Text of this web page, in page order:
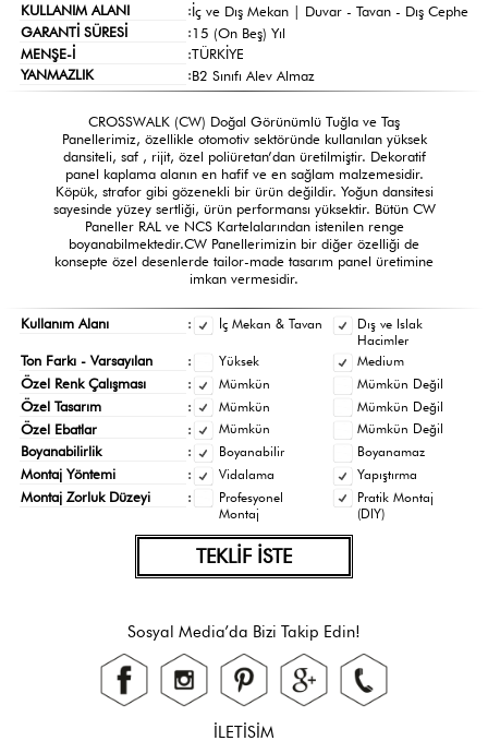
KULLANIM ALANI
:İç ve Dış Mekan | Duvar - Tavan - Dış Cephe
GARANTİ SÜRESİ
:15 (On Beş) Yıl
MENŞE-İ
:TÜRKİYE
YANMAZLIK
:B2 Sınıfı Alev Almaz
CROSSWALK (CW) Doğal Görünümlü Tuğla ve Taş
Panellerimiz, özellikle otomotiv sektöründe kullanılan yüksek
dansiteli, saf , rijit, özel poliüretan’dan üretilmiştir. Dekoratif
panel kaplama alanın en hafif ve en sağlam malzemesidir.
Köpük, strafor gibi gözenekli bir ürün değildir. Yoğun dansitesi
sayesinde yüzey sertliği, ürün performansı yüksektir. Bütün CW
Paneller RAL ve NCS Kartelalarından istenilen renge
boyanabilmektedir.CW Panellerimizin bir diğer özelliği de
konsepte özel desenlerde tailor-made tasarım panel üretimine
imkan vermesidir.
Kullanım Alanı : İç Mekan & Tavan
Dış ve Islak
Hacimler
Ton Farkı - Varsayılan : Yüksek Medium
Özel Renk Çalışması : Mümkün Mümkün Değil
Özel Tasarım : Mümkün Mümkün Değil
Özel Ebatlar : Mümkün Mümkün Değil
Boyanabilirlik : Boyanabilir Boyanamaz
Montaj Yöntemi : Vidalama Yapıştırma
Montaj Zorluk Düzeyi :
Profesyonel
Montaj
Pratik Montaj
(DIY)
TEKLİF İSTE
Sosyal Media’da Bizi Takip Edin!
İLETİSİM